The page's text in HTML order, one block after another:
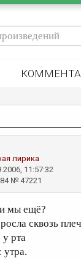
лирика
11:57:32
№ 47221
мы ещё?
сквозь
у рта
утра.